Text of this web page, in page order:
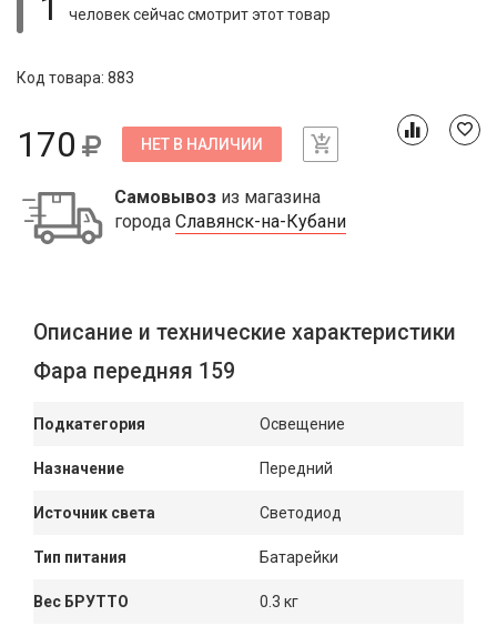
человек сейчас смотритэтот товар
Код товара: 883
170 НЕТ В НАЛИЧИИ
Самовывоз из магазина
города Славянск-на-Кубани
Описание и технические характеристики
Фара передняя 159
Подкатегория Освещение
Назначение Передний
Источник света Светодиод
Тип питания Батарейки
Вес БРУТТО 0.3 кг